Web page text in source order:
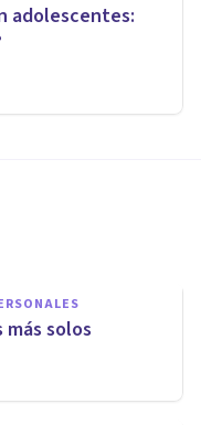
adolescentes:
solos